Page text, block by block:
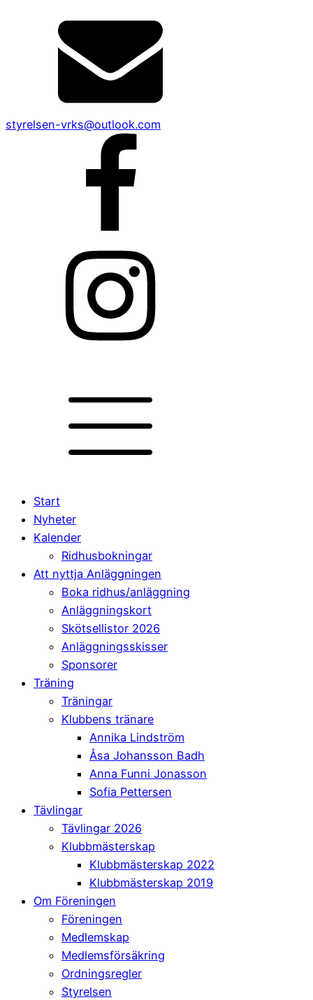
styrelsen-vrks@outlook.com
Start
Nyheter
Kalender
Ridhusbokningar
Att nyttja Anläggningen
Boka ridhus/anläggning
Anläggningskort
Skötsellistor 2026
Anläggningsskisser
Sponsorer
Träning
Träningar
Klubbens tränare
Annika Lindström
Åsa Johansson Badh
Anna Funni Jonasson
Sofia Pettersen
Tävlingar
Tävlingar 2026
Klubbmästerskap
Klubbmästerskap 2022
Klubbmästerskap 2019
Om Föreningen
Föreningen
Medlemskap
Medlemsförsäkring
Ordningsregler
Styrelsen